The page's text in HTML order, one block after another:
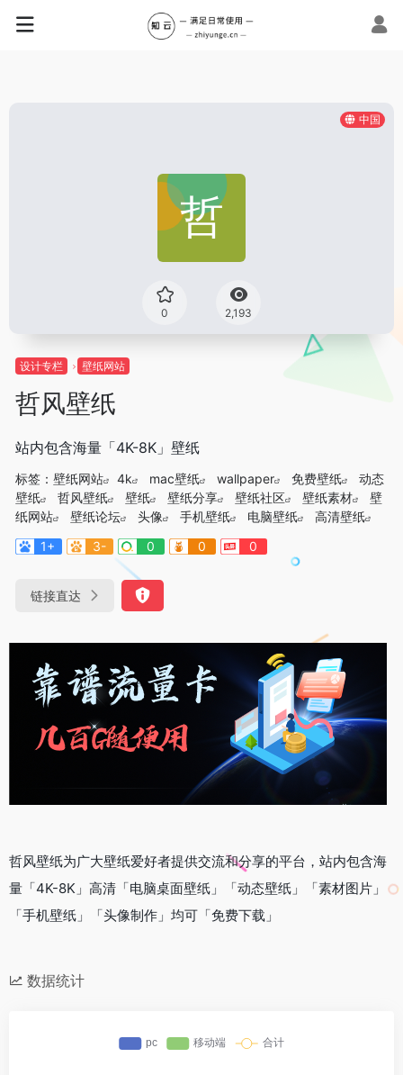
中国
0 2,193
设计专栏 壁纸网站
哲风壁纸
站内包含海量「4K-8K」壁纸
标签： 壁纸网站 4k mac壁纸 wallpaper 免费壁纸
动态
壁纸
哲风壁纸 壁纸 壁纸分享 壁纸社区 壁纸素材
壁
纸网站
壁纸论坛 头像 手机壁纸 电脑壁纸
高清壁纸
1+
3- 0 0 0
链接直达
哲风壁纸为广大壁纸爱好者提供交流和分享的平台，站内包含海
量「4K-8K」高清「电脑桌面壁纸」「动态壁纸」「素材图片」
「手机壁纸」「头像制作」均可「免费下载」
数据统计